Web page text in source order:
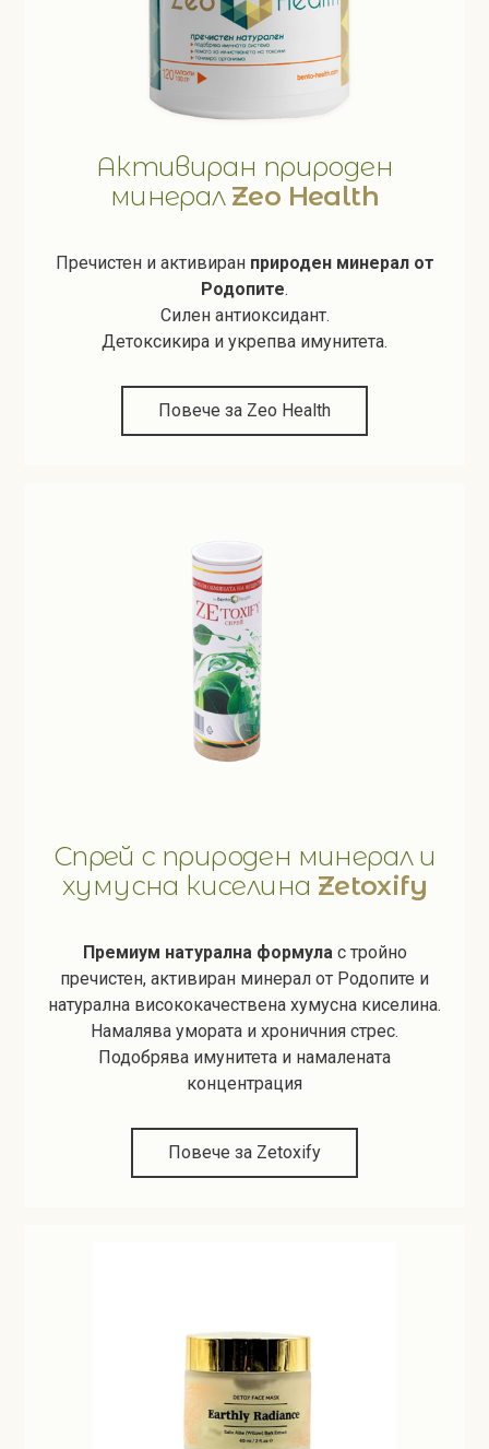
Активиран природен
минерал Zeo Health
Пречистен и активиранприроден минерал от
Родопите.
Силен антиоксидант.
Детоксикира и укрепва имунитета.
Повече за Zeo Health
Спрей с природен минерал и
хумусна киселина Zetoxify
Премиум натурална формулас тройно
пречистен, активиран минерал от Родопите и
натурална висококачествена хумусна киселина.
Намалява умората и хроничния стрес.
Подобрява имунитета и намалената
концентрация
Повече за Zetoxify